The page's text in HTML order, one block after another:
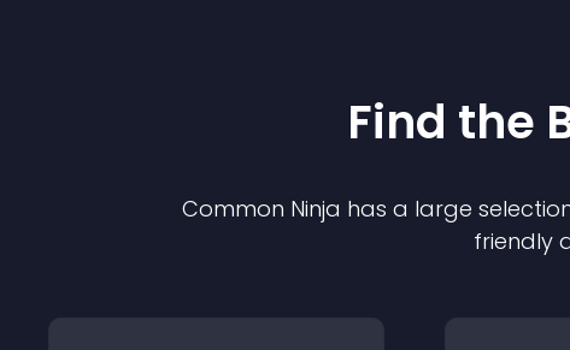
Find the
Common Ninja has a large
friendly